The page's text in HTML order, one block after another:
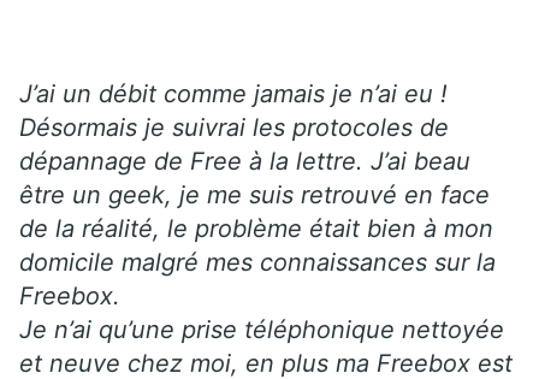
J’ai un débit comme jamais je n’ai eu !
Désormais je suivrai les protocoles de
dépannage de Free à la lettre. J’ai beau
être un geek, je me suis retrouvé en face
de la réalité, le problème était bien à mon
domicile malgré mes connaissances sur la
Freebox.
Je n’ai qu’une prise téléphonique nettoyée
et neuve chez moi, en plus ma Freebox est